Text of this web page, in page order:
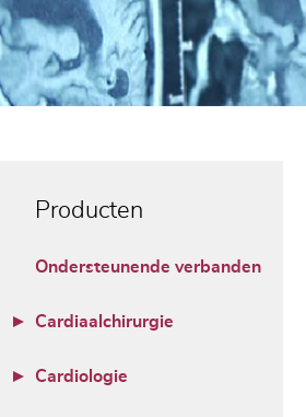
Producten
Ondersteunende verbanden
Cardiaalchirurgie
Cardiologie